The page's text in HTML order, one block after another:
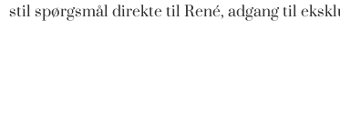
stil spørgsmål direkte til René, adgang til